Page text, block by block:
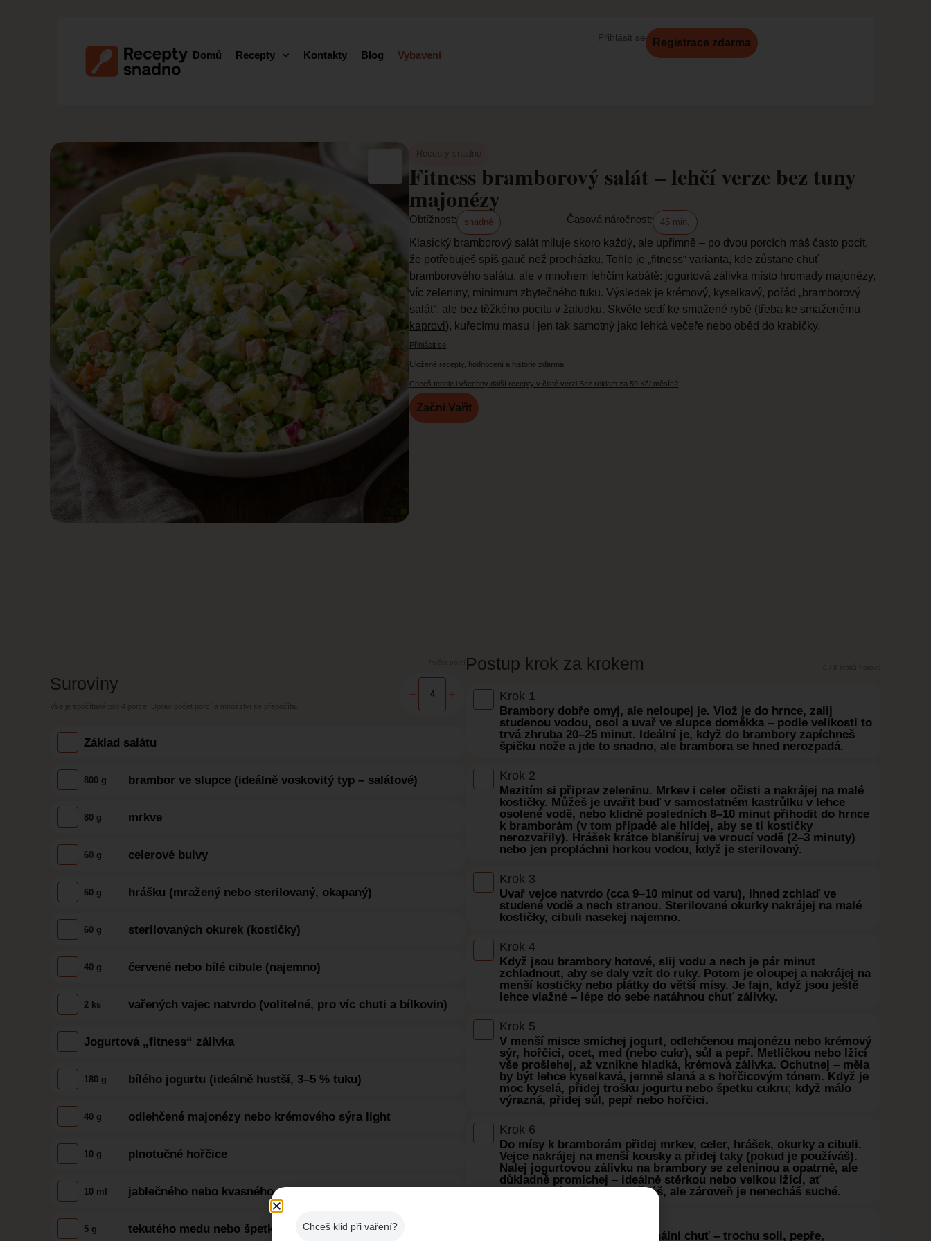
Domů Recepty Kontakty Blog Vybavení
Přihlásit se Registrace zdarma
Recepty snadno
Fitness bramborový salát – lehčí verze bez tuny
majonézy
Obtížnost: snadné Časová náročnost: 45 min.
Klasický bramborový salát miluje skoro každý, ale upřímně – po dvou porcích máš často pocit,
že potřebuješ spíš gauč než procházku. Tohle je „fitness“ varianta, kde zůstane chuť
bramborového salátu, ale v mnohem lehčím kabátě: jogurtová zálivka místo hromady majonézy,
víc zeleniny, minimum zbytečného tuku. Výsledek je krémový, kyselkavý, pořád „bramborový
salát“, ale bez těžkého pocitu v žaludku. Skvěle sedí ke smažené rybě (třeba ke smaženému
kaprovi), kuřecímu masu i jen tak samotný jako lehká večeře nebo oběd do krabičky.
Přihlásit se
Uložené recepty, hodnocení a historie zdarma.
Chceš tenhle i všechny další recepty v čisté verzi Bez reklam za 59 Kč/ měsíc?
Začni Vařit
Suroviny
Vše je spočítané pro 4 porce . Uprav počet porcí a množství se přepočítá.
− +
Základ salátu
800 g brambor ve slupce (ideálně voskovitý typ – salátové)
80 g mrkve
60 g celerové bulvy
60 g hrášku (mražený nebo sterilovaný, okapaný)
60 g sterilovaných okurek (kostičky)
40 g červené nebo bílé cibule (najemno)
2 ks vařených vajec natvrdo (volitelné, pro víc chuti a bílkovin)
Jogurtová „fitness“ zálivka
180 g bílého jogurtu (ideálně hustší, 3–5 % tuku)
40 g odlehčené majonézy nebo krémového sýra light
10 g plnotučné hořčice
10 ml jablečného nebo kvasného octa
5 g tekutého medu nebo špetky cukru (na zjemnění kyselosti)
Postup krok za krokem
Krok 1
Brambory dobře omyj, ale neloupej je. Vlož je do hrnce, zalij
studenou vodou, osol a uvař ve slupce doměkka – podle velikosti to
trvá zhruba 20–25 minut. Ideální je, když do brambory zapíchneš
špičku nože a jde to snadno, ale brambora se hned nerozpadá.
Krok 2
Mezitím si připrav zeleninu. Mrkev i celer očisti a nakrájej na malé
kostičky. Můžeš je uvařit buď v samostatném kastrůlku v lehce
osolené vodě, nebo klidně posledních 8–10 minut přihodit do hrnce
k bramborám (v tom případě ale hlídej, aby se ti kostičky
nerozvařily). Hrášek krátce blanšíruj ve vroucí vodě (2–3 minuty)
nebo jen propláchni horkou vodou, když je sterilovaný.
Krok 3
Uvař vejce natvrdo (cca 9–10 minut od varu), ihned zchlaď ve
studené vodě a nech stranou. Sterilované okurky nakrájej na malé
kostičky, cibuli nasekej najemno.
Krok 4
Když jsou brambory hotové, slij vodu a nech je pár minut
zchladnout, aby se daly vzít do ruky. Potom je oloupej a nakrájej na
menší kostičky nebo plátky do větší mísy. Je fajn, když jsou ještě
lehce vlažné – lépe do sebe natáhnou chuť zálivky.
Krok 5
V menší misce smíchej jogurt, odlehčenou majonézu nebo krémový
sýr, hořčici, ocet, med (nebo cukr), sůl a pepř. Metličkou nebo lžící
vše prošlehej, až vznikne hladká, krémová zálivka. Ochutnej – měla
by být lehce kyselkavá, jemně slaná a s hořčicovým tónem. Když je
moc kyselá, přidej trošku jogurtu nebo špetku cukru; když málo
výrazná, přidej sůl, pepř nebo hořčici.
Krok 6
Do mísy k bramborám přidej mrkev, celer, hrášek, okurky a cibuli.
Vejce nakrájej na menší kousky a přidej taky (pokud je používáš).
Nalej jogurtovou zálivku na brambory se zeleninou a opatrně, ale
důkladně promíchej – ideálně stěrkou nebo velkou lžící, ať
brambory úplně nerozmačkáš, ale zároveň je nenecháš suché.
Nakonec ochutnej a dolaď finální chuť – trochu soli, pepře,
Chceš klid při vaření?